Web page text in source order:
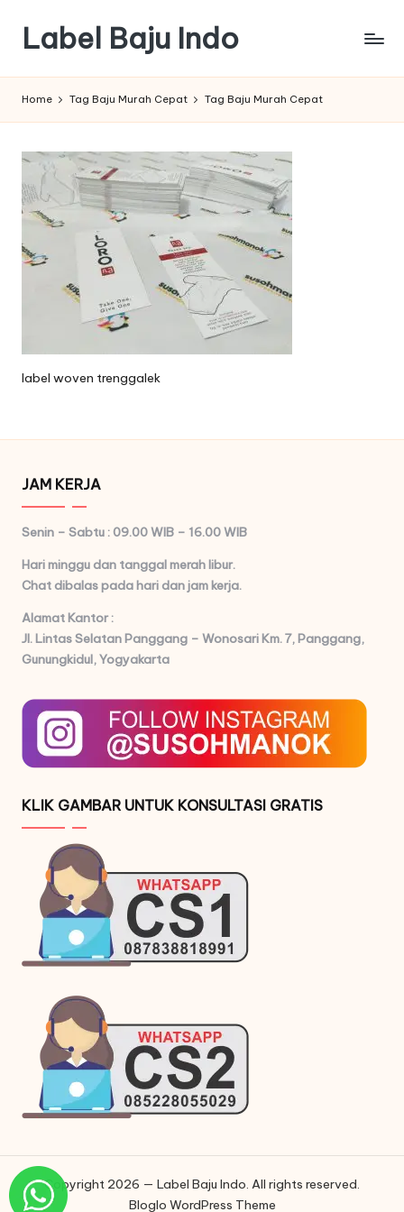
content
Label Baju Indo
Home Tag Baju Murah Cepat Tag Baju Murah Cepat
label woven trenggalek
JAM KERJA
Senin – Sabtu : 09.00 WIB – 16.00 WIB
Hari minggu dan tanggal merah libur.
Chat dibalas pada hari dan jam kerja.
Alamat Kantor :
Jl. Lintas Selatan Panggang – Wonosari Km. 7, Panggang,
Gunungkidul, Yogyakarta
KLIK GAMBAR UNTUK KONSULTASI GRATIS
Copyright 2026 — Label Baju Indo. All rights reserved.
Bloglo WordPress Theme
Phone
Phone
WhatsApp
Instagram